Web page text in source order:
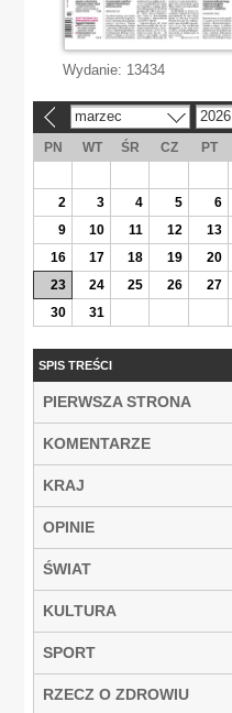
Wydanie: 13434
marzec 2026
PN WT ŚR CZ PT
2
3 4 5 6
9
10 11 12 13
16
17 18 19 20
23
24 25 26 27
30
31
SPIS TREŚCI
PIERWSZA STRONA
KOMENTARZE
KRAJ
OPINIE
ŚWIAT
KULTURA
SPORT
RZECZ O ZDROWIU